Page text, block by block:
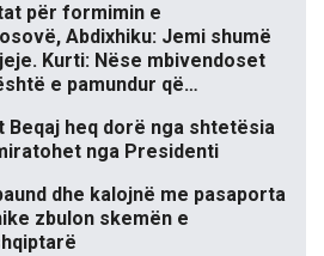
për formimin e
Abdixhiku: Jemi shumë
Kurti: Nëse mbivendoset
e pamundur që…
Beqaj heq dorë nga shtetësia
nga Presidenti
dhe kalojnë me pasaporta
zbulon skemën e